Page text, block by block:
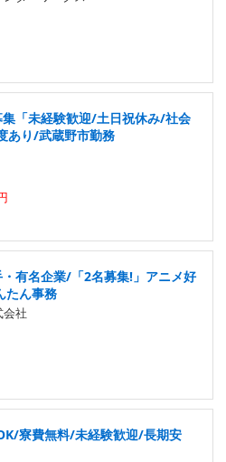
「未経験歓迎/土日祝休み/社会
あり/武蔵野市勤務
・有名企業/「2名募集!」アニメ好
たん事務
社
寮費無料/未経験歓迎/長期安